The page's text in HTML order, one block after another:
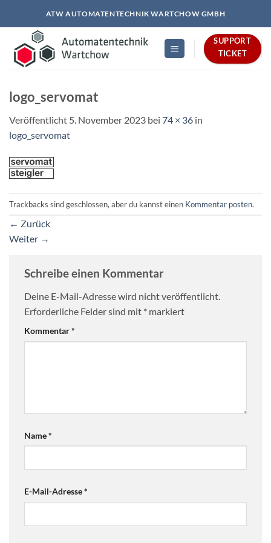
springen
ATW AUTOMATENTECHNIK WARTCHOW GMBH
SUPPORT
TICKET
logo_servomat
Veröffentlicht 5. November 2023 bei 74 × 36 in
logo_servomat
Trackbacks sind geschlossen, aber du kannst einen Kommentar posten.
← Zurück
Weiter →
Schreibe einen Kommentar
Deine E-Mail-Adresse wird nicht veröffentlicht.
Erforderliche Felder sind mit * markiert
Kommentar*
Name*
E-Mail-Adresse*